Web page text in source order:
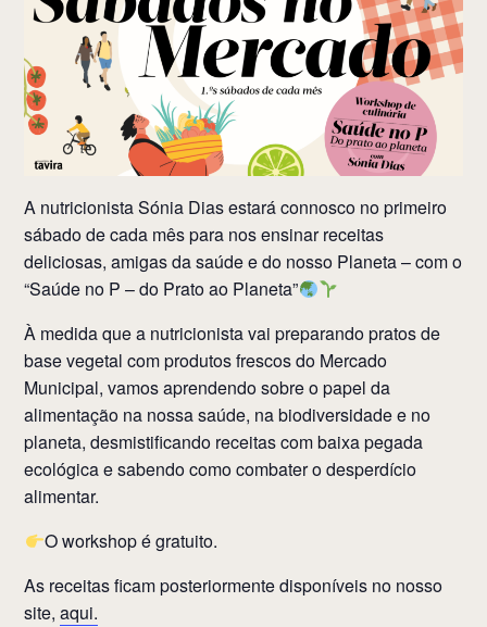
A nutricionista Sónia Dias estará connosco no primeiro
sábado de cada mês para nos ensinar receitas
deliciosas, amigas da saúde e do nosso Planeta – com o
“Saúde no P – do Prato ao Planeta”
À medida que a nutricionista vai preparando pratos de
base vegetal com produtos frescos do Mercado
Municipal, vamos aprendendo sobre o papel da
alimentação na nossa saúde, na biodiversidade e no
planeta, desmistificando receitas com baixa pegada
ecológica e sabendo como combater o desperdício
alimentar.
O workshop é gratuito.
As receitas ficam posteriormente disponíveis no nosso
site,aqui.